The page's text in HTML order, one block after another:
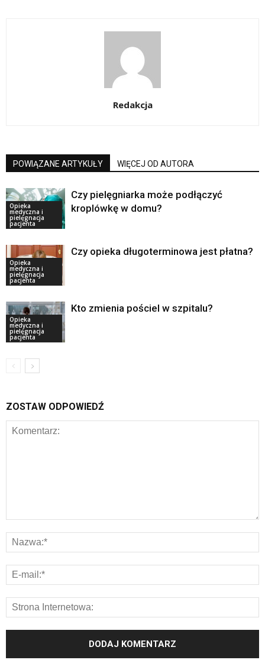
Redakcja
POWIĄZANE ARTYKUŁY WIĘCEJ OD AUTORA
Opieka
medyczna i
pielęgnacja
pacjenta
Czy pielęgniarka może podłączyć
kroplówkę w domu?
Opieka
medyczna i
pielęgnacja
pacjenta
Czy opieka długoterminowa jest płatna?
Opieka
medyczna i
pielęgnacja
pacjenta
Kto zmienia pościel w szpitalu?
ZOSTAW ODPOWIEDŹ